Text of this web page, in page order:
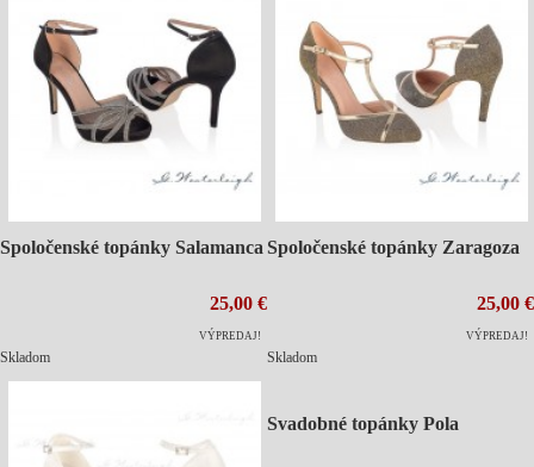
Spoločenské topánky Salamanca
25,00 €
VÝPREDAJ!
Skladom
Spoločenské topánky Zaragoza
25,00 €
VÝPREDAJ!
Skladom
Svadobné topánky Pola